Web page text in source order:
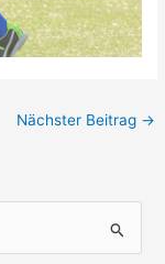
Nächster Beitrag →